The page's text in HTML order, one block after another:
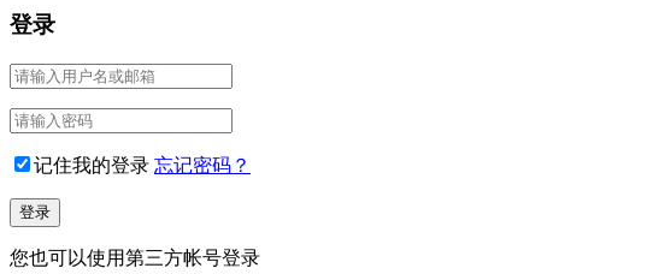
登录
记住我的登录 忘记密码？
您也可以使用第三方帐号登录